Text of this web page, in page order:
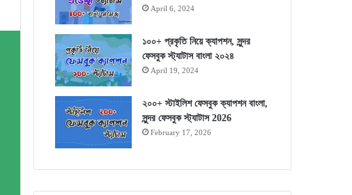
April 6, 2024
১০০+ প্রকৃতি নিয়ে ক্যাপশন, সুন্দর
ফেসবুক স্ট্যাটাস বাংলা ২০২৪
April 19, 2024
২০০+ স্টাইলিশ ফেসবুক ক্যাপশন বাংলা,
সুন্দর ফেসবুক স্ট্যাটাস 2026
February 17, 2026